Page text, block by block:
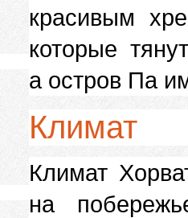
красивым
которые
а остров Па
Климат
Климат
на